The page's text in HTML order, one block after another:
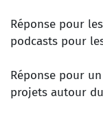
Réponse pour
podcasts pour
Réponse pour
projets autour